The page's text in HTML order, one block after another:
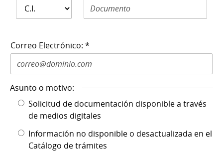
Documento de
Identidad: *
Documento de Identidad N: *
Correo Electrónico: *
Asunto o motivo:
Solicitud de documentación disponible a través
de medios digitales
Información no disponible o desactualizada en el
Catálogo de trámites